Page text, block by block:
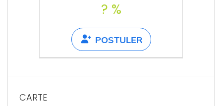
? %
POSTULER
CARTE